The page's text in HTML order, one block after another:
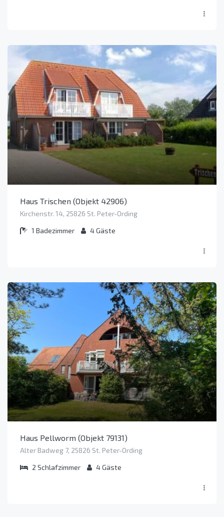
Haus Trischen (Objekt 42906)
Kirchenstr. 14, 25826 St. Peter-Ording
1 Badezimmer 4Gäste
Haus Pellworm (Objekt 79131)
Alter Badweg 7, 25826 St. Peter-Ording
2 Schlafzimmer 4Gäste